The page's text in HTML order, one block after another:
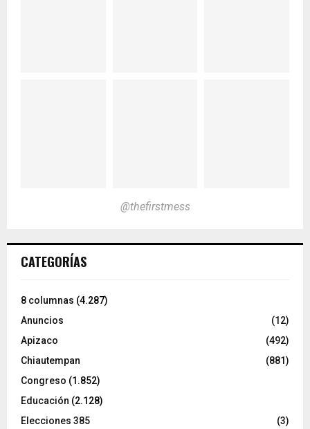
@thefirstmess
CATEGORÍAS
8 columnas (4.287)
Anuncios
(12)
Apizaco
(492)
Chiautempan
(881)
Congreso (1.852)
Educación (2.128)
Elecciones 385
(3)